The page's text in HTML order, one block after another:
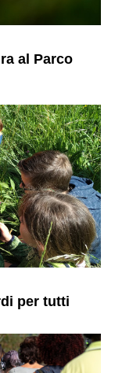
al Parco
per tutti